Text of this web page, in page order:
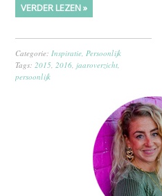
VERDER LEZEN »
Categorie: Inspiratie Persoonlijk
Tags: 2015 2016 jaaroverzicht
persoonlijk